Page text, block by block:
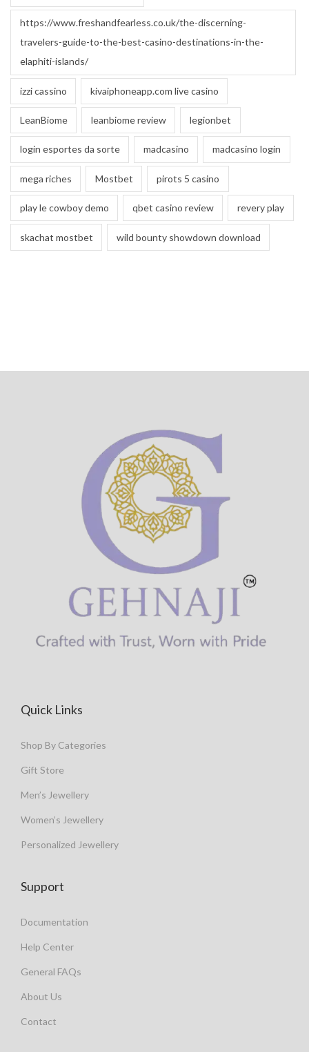
https://www.freshandfearless.co.uk/the-discerning-
travelers-guide-to-the-best-casino-destinations-in-the-
elaphiti-islands/
izzi cassino kivaiphoneapp.com live casino
LeanBiome leanbiome review legionbet
login esportes da sorte madcasino madcasino login
mega riches Mostbet pirots 5 casino
play le cowboy demo qbet casino review revery play
skachat mostbet wild bounty showdown download
Quick Links
Shop By Categories
Gift Store
Men’s Jewellery
Women’s Jewellery
Personalized Jewellery
Support
Documentation
Help Center
General FAQs
About Us
Contact